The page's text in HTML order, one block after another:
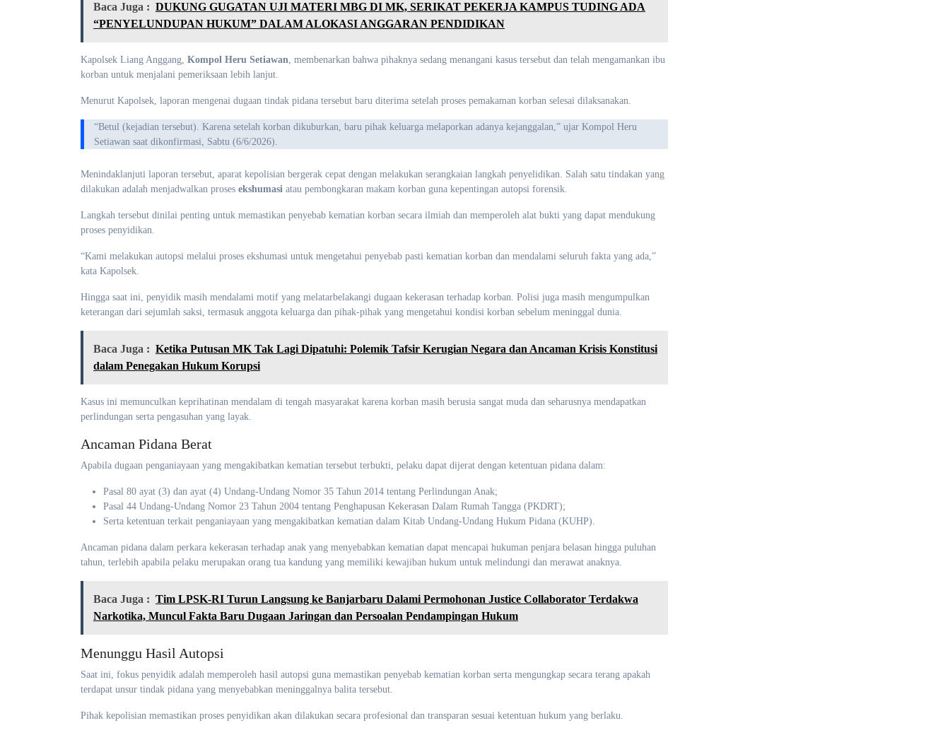
Baca Juga : DUKUNG GUGATAN UJI MATERI MBG DI MK, SERIKAT PEKERJA KAMPUS TUDING ADA
“PENYELUNDUPAN HUKUM” DALAM ALOKASI ANGGARAN PENDIDIKAN
Kapolsek Liang Anggang, Kompol Heru Setiawan, membenarkan bahwa pihaknya sedang menangani kasus tersebut dan telah mengamankan ibu
korban untuk menjalani pemeriksaan lebih lanjut.
Menurut Kapolsek, laporan mengenai dugaan tindak pidana tersebut baru diterima setelah proses pemakaman korban selesai dilaksanakan.
“Betul (kejadian tersebut). Karena setelah korban dikuburkan, baru pihak keluarga melaporkan adanya kejanggalan,” ujar Kompol Heru
Setiawan saat dikonfirmasi, Sabtu (6/6/2026).
Menindaklanjuti laporan tersebut, aparat kepolisian bergerak cepat dengan melakukan serangkaian langkah penyelidikan. Salah satu tindakan yang
dilakukan adalah menjadwalkan proses ekshumasi atau pembongkaran makam korban guna kepentingan autopsi forensik.
Langkah tersebut dinilai penting untuk memastikan penyebab kematian korban secara ilmiah dan memperoleh alat bukti yang dapat mendukung
proses penyidikan.
“Kami melakukan autopsi melalui proses ekshumasi untuk mengetahui penyebab pasti kematian korban dan mendalami seluruh fakta yang ada,”
kata Kapolsek.
Hingga saat ini, penyidik masih mendalami motif yang melatarbelakangi dugaan kekerasan terhadap korban. Polisi juga masih mengumpulkan
keterangan dari sejumlah saksi, termasuk anggota keluarga dan pihak-pihak yang mengetahui kondisi korban sebelum meninggal dunia.
Baca Juga : Ketika Putusan MK Tak Lagi Dipatuhi: Polemik Tafsir Kerugian Negara dan Ancaman Krisis Konstitusi
dalam Penegakan Hukum Korupsi
Kasus ini memunculkan keprihatinan mendalam di tengah masyarakat karena korban masih berusia sangat muda dan seharusnya mendapatkan
perlindungan serta pengasuhan yang layak.
Ancaman Pidana Berat
Apabila dugaan penganiayaan yang mengakibatkan kematian tersebut terbukti, pelaku dapat dijerat dengan ketentuan pidana dalam:
Pasal 80 ayat (3) dan ayat (4) Undang-Undang Nomor 35 Tahun 2014 tentang Perlindungan Anak;
Pasal 44 Undang-Undang Nomor 23 Tahun 2004 tentang Penghapusan Kekerasan Dalam Rumah Tangga (PKDRT);
Serta ketentuan terkait penganiayaan yang mengakibatkan kematian dalam Kitab Undang-Undang Hukum Pidana (KUHP).
Ancaman pidana dalam perkara kekerasan terhadap anak yang menyebabkan kematian dapat mencapai hukuman penjara belasan hingga puluhan
tahun, terlebih apabila pelaku merupakan orang tua kandung yang memiliki kewajiban hukum untuk melindungi dan merawat anaknya.
Baca Juga : Tim LPSK-RI Turun Langsung ke Banjarbaru Dalami Permohonan Justice Collaborator Terdakwa
Narkotika, Muncul Fakta Baru Dugaan Jaringan dan Persoalan Pendampingan Hukum
Menunggu Hasil Autopsi
Saat ini, fokus penyidik adalah memperoleh hasil autopsi guna memastikan penyebab kematian korban serta mengungkap secara terang apakah
terdapat unsur tindak pidana yang menyebabkan meninggalnya balita tersebut.
Pihak kepolisian memastikan proses penyidikan akan dilakukan secara profesional dan transparan sesuai ketentuan hukum yang berlaku.